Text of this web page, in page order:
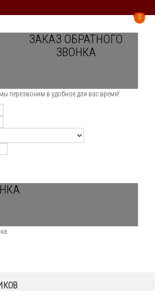
ЗАКАЗ ОБРАТНОГО
ЗВОНКА
перезвоним в удобное для вас время!
00